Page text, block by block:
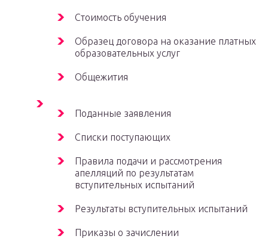
Стоимость обучения
Образец договора на оказание платных
образовательных услуг
Общежития
Поданные заявления
Списки поступающих
Правила подачи и рассмотрения
апелляций по результатам
вступительных испытаний
Результаты вступительных испытаний
Приказы о зачислении